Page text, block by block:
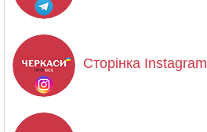
Сторінка Instagram